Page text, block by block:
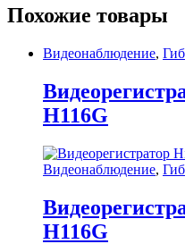
Похожие товары
Видеонаблюдение,
H116G
Видеонаблюдение,
H116G